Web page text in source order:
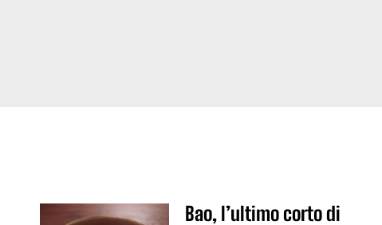
Bao, l’ultimo corto di